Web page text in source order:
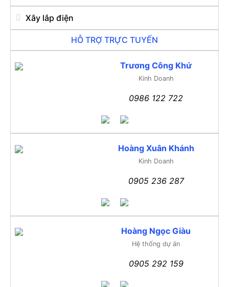
Xây lắp điện
HỖ TRỢ TRỰC TUYẾN
Trương Công Khứ
Kinh Doanh
0986 122 722
Hoàng Xuân Khánh
Kinh Doanh
0905 236 287
Hoàng Ngọc Giàu
Hệ thống dự án
0905 292 159